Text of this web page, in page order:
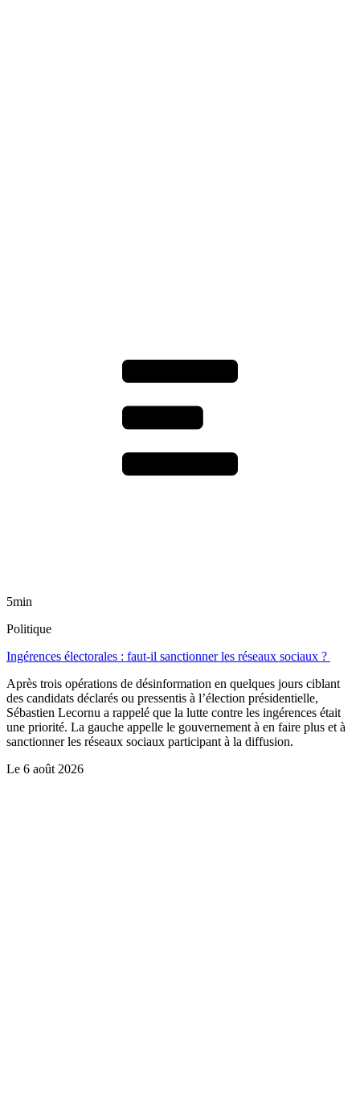
5min
Politique
Ingérences électorales : faut-il sanctionner les réseaux sociaux ?
Après trois opérations de désinformation en quelques jours ciblant
des candidats déclarés ou pressentis à l’élection présidentielle,
Sébastien Lecornu a rappelé que la lutte contre les ingérences était
une priorité. La gauche appelle le gouvernement à en faire plus et à
sanctionner les réseaux sociaux participant à la diffusion.
Le 6 août 2026